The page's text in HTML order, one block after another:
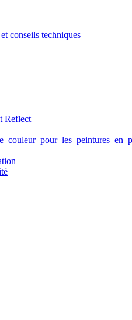
conseils techniques
Reflect